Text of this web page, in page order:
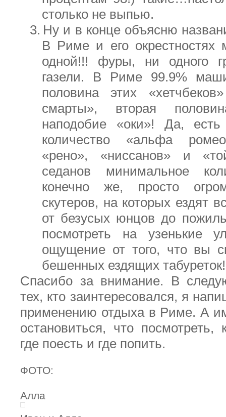
столько не выпью.
3. Ну и в конце объясню
В Риме и его
одной!!! фуры, ни одного
газели. В Риме 99.9%
половина этих
смарты», вторая
наподобие «оки»! Да,
количество «альфа
«рено», «ниссанов» и
седанов минимальное
конечно же, просто
скутеров, на которых ездят
от безусых юнцов до
посмотреть на узенькие
ощущение от того, что вы
бешенных ездящих табуреток!
Спасибо за внимание. В
тех, кто заинтересовался, я
применению отдыха в Риме. А
остановиться, что посмотреть,
где поесть и где попить.
ФОТО:
Алла